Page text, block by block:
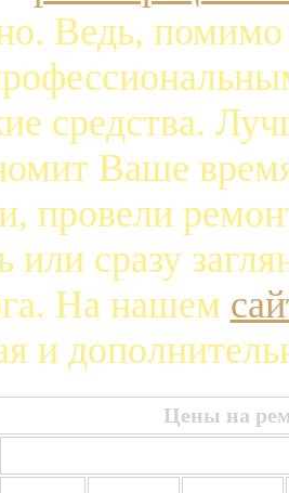
Ведь,
средства.
Ваше
провели
или сразу
На нашем
и
Цены на